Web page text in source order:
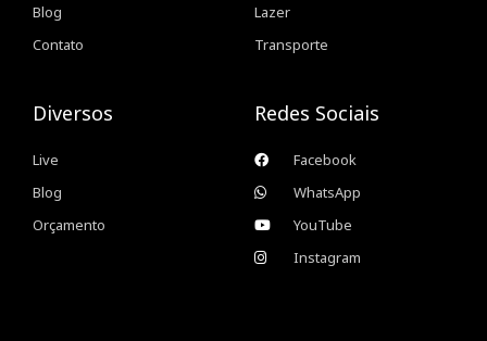
Blog
Contato
Lazer
Transporte
Diversos
Live
Blog
Orçamento
Redes Sociais
Facebook
WhatsApp
YouTube
Instagram